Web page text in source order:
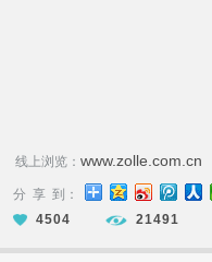
线上浏览： www.zolle.com.cn
分 享 到：
4504
21491